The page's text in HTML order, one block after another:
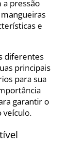
a pressão
e
diferentes
principais
para sua
garantir o
veículo.